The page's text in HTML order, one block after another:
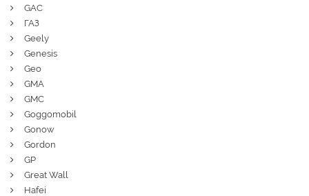
GAC
ГАЗ
Geely
Genesis
Geo
GMA
GMC
Goggomobil
Gonow
Gordon
GP
Great Wall
Hafei